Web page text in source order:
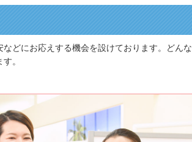
どにお応えする機会を設けております。どんな
。